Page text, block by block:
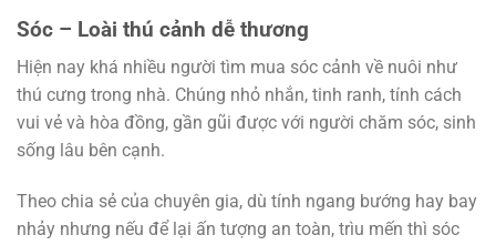
Sóc – Loài thú cảnh dễ thương
Hiện nay khá nhiều người tìm mua sóc cảnh về nuôi như
thú cưng trong nhà. Chúng nhỏ nhắn, tinh ranh, tính cách
vui vẻ và hòa đồng, gần gũi được với người chăm sóc, sinh
sống lâu bên cạnh.
Theo chia sẻ của chuyên gia, dù tính ngang bướng hay bay
nhảy nhưng nếu để lại ấn tượng an toàn, trìu mến thì sóc